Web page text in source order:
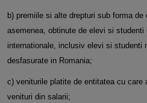
b) premiile si alte drepturi sub forma
asemenea, obtinute de elevi si
internationale, inclusiv elevi si studenti
desfasurate in Romania;
c) veniturile platite de entitatea cu care
venituri din salarii;